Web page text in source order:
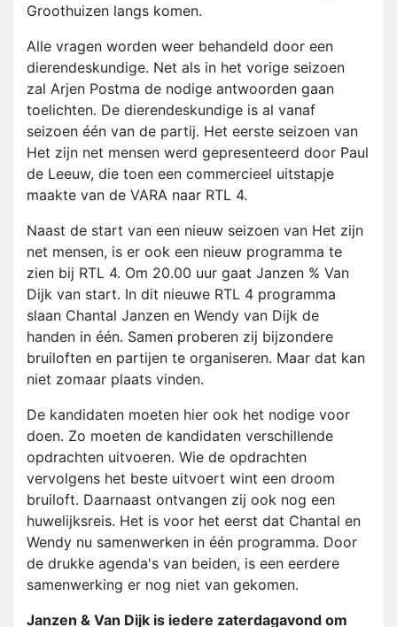
Groothuizen langs komen.
Alle vragen worden weer behandeld door een
dierendeskundige. Net als in het vorige seizoen
zal Arjen Postma de nodige antwoorden gaan
toelichten. De dierendeskundige is al vanaf
seizoen één van de partij. Het eerste seizoen van
Het zijn net mensen werd gepresenteerd door Paul
de Leeuw, die toen een commercieel uitstapje
maakte van de VARA naar RTL 4.
Naast de start van een nieuw seizoen van Het zijn
net mensen, is er ook een nieuw programma te
zien bij RTL 4. Om 20.00 uur gaat Janzen % Van
Dijk van start. In dit nieuwe RTL 4 programma
slaan Chantal Janzen en Wendy van Dijk de
handen in één. Samen proberen zij bijzondere
bruiloften en partijen te organiseren. Maar dat kan
niet zomaar plaats vinden.
De kandidaten moeten hier ook het nodige voor
doen. Zo moeten de kandidaten verschillende
opdrachten uitvoeren. Wie de opdrachten
vervolgens het beste uitvoert wint een droom
bruiloft. Daarnaast ontvangen zij ook nog een
huwelijksreis. Het is voor het eerst dat Chantal en
Wendy nu samenwerken in één programma. Door
de drukke agenda's van beiden, is een eerdere
samenwerking er nog niet van gekomen.
Janzen & Van Dijk is iedere zaterdagavond om